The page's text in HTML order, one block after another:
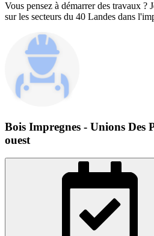
Vous pensez à démarrer des travaux ?
sur les secteurs du 40 Landes dans
Bois Impregnes - Unions Des
ouest